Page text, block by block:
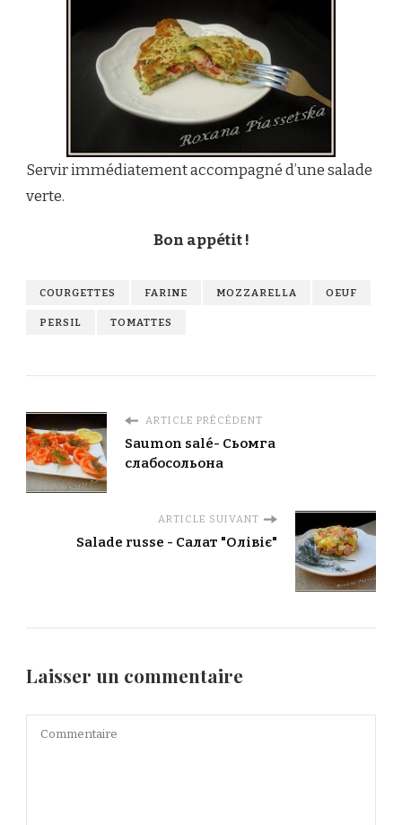
Servir immédiatement accompagné d’une salade
verte.
Bon appétit !
COURGETTES FARINE MOZZARELLA OEUF
PERSIL TOMATTES
ARTICLE PRÉCÉDENT
Saumon salé- Сьомга
cлабосольона
ARTICLE SUIVANT
Salade russe - Салат "Олівіє"
Laisser un commentaire